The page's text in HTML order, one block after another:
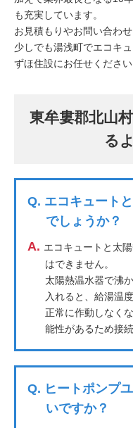
も充実しています。
お見積もりやお問い合わ
少しでも湯浅町でエコキ
ずほ住設にお任せください
東牟婁郡北山
る
Q. エコキュート
でしょうか？
A. エコキュートと太
はできません。
太陽熱温水器で沸
入れると、給湯温
正常に作動しなく
能性があるため接
Q. ヒートポンプ
いですか？